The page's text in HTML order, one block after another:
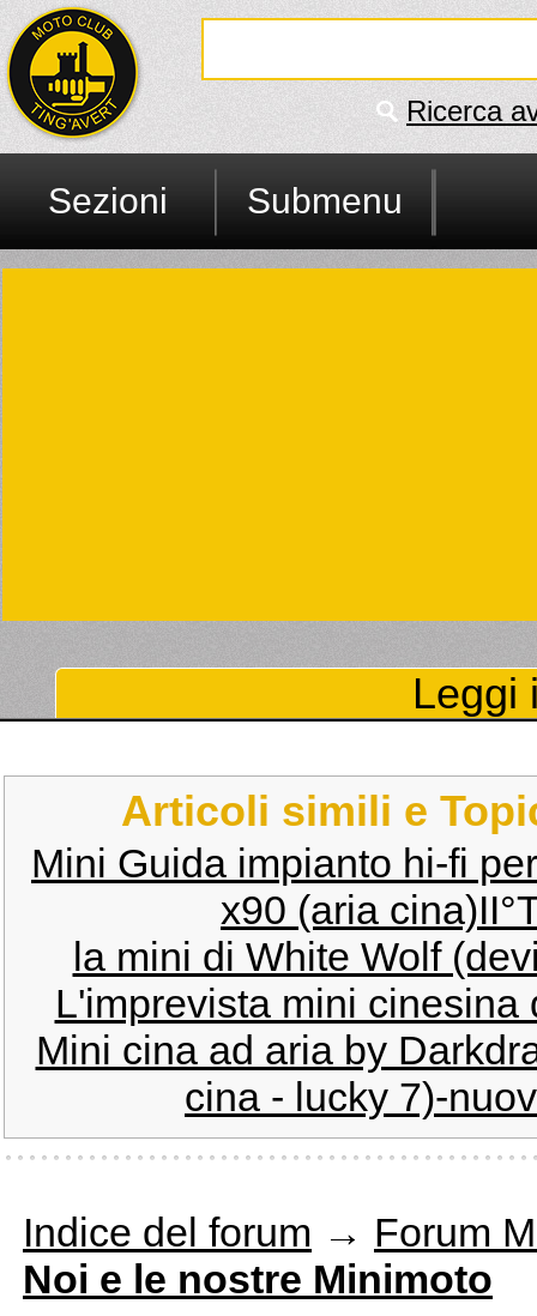
Ricerca
Sezioni Submenu
Leggi
Articoli simili e
Mini Guida impianto hi-fi
x90 (aria
la mini di White Wolf
L'imprevista mini
Mini cina ad aria by
cina - lucky 7)-
Indice del forum → Forum
Noi e le nostre Minimoto